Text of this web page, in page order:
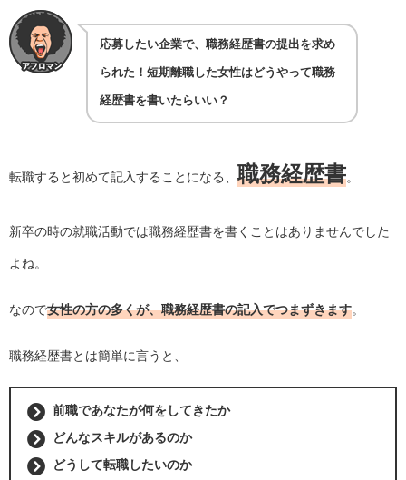
応募したい企業で、職務経歴書の提出を求め
られた！短期離職した女性はどうやって職務
経歴書を書いたらいい？
転職すると初めて記入することになる、 職務経歴書。
新卒の時の就職活動では職務経歴書を書くことはありませんでした
よね。
なので女性の方の多くが、職務経歴書の記入でつまずきます。
職務経歴書とは簡単に言うと、
前職であなたが何をしてきたか
どんなスキルがあるのか
どうして転職したいのか